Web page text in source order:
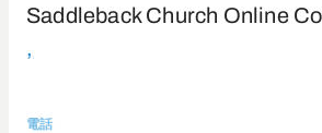
Saddleback Church Online
,
電話